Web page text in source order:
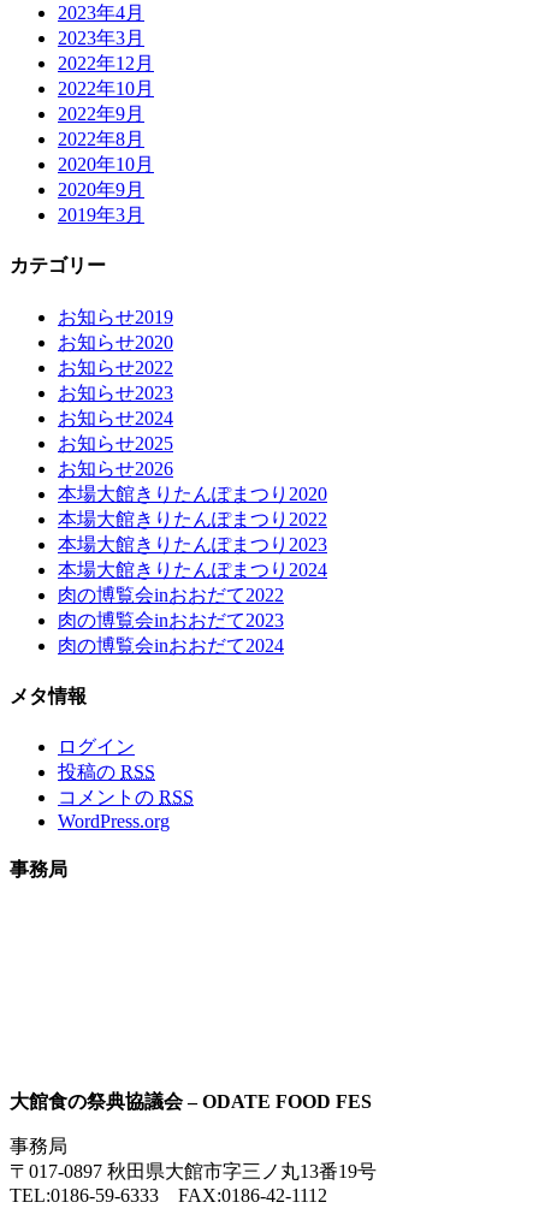
2023年4月
2023年3月
2022年12月
2022年10月
2022年9月
2022年8月
2020年10月
2020年9月
2019年3月
カテゴリー
お知らせ2019
お知らせ2020
お知らせ2022
お知らせ2023
お知らせ2024
お知らせ2025
お知らせ2026
本場大館きりたんぽまつり2020
本場大館きりたんぽまつり2022
本場大館きりたんぽまつり2023
本場大館きりたんぽまつり2024
肉の博覧会inおおだて2022
肉の博覧会inおおだて2023
肉の博覧会inおおだて2024
メタ情報
ログイン
投稿の RSS
コメントの RSS
WordPress.org
事務局
大館食の祭典協議会 – ODATE FOOD FES
事務局
〒017-0897 秋田県大館市字三ノ丸13番19号
TEL:0186-59-6333 FAX:0186-42-1112